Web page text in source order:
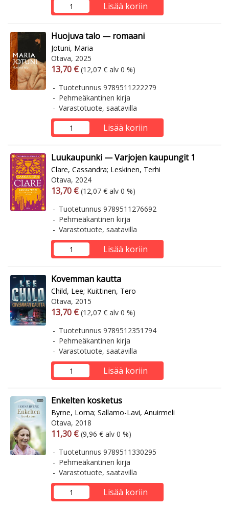
Lisää koriin
Huojuva talo — romaani
Jotuni, Maria
Otava, 2025
Arvonlisäverollinen hinta
13,70 € Arvonlisäveroton hinta
(12,07 € alv 0 %)
Tuotetunnus 9789511222279
Pehmeäkantinen kirja
Varastotuote, saatavilla
Lisää koriin
Luukaupunki — Varjojen kaupungit 1
Clare, Cassandra; Leskinen, Terhi
Otava, 2024
Arvonlisäverollinen hinta
13,70 € Arvonlisäveroton hinta
(12,07 € alv 0 %)
Tuotetunnus 9789511276692
Pehmeäkantinen kirja
Varastotuote, saatavilla
Lisää koriin
Kovemman kautta
Child, Lee; Kuittinen, Tero
Otava, 2015
Arvonlisäverollinen hinta
13,70 € Arvonlisäveroton hinta
(12,07 € alv 0 %)
Tuotetunnus 9789512351794
Pehmeäkantinen kirja
Varastotuote, saatavilla
Lisää koriin
Enkelten kosketus
Byrne, Lorna; Sallamo-Lavi, Anuirmeli
Otava, 2018
Arvonlisäverollinen hinta
11,30 € Arvonlisäveroton hinta
(9,96 € alv 0 %)
Tuotetunnus 9789511330295
Pehmeäkantinen kirja
Varastotuote, saatavilla
Lisää koriin